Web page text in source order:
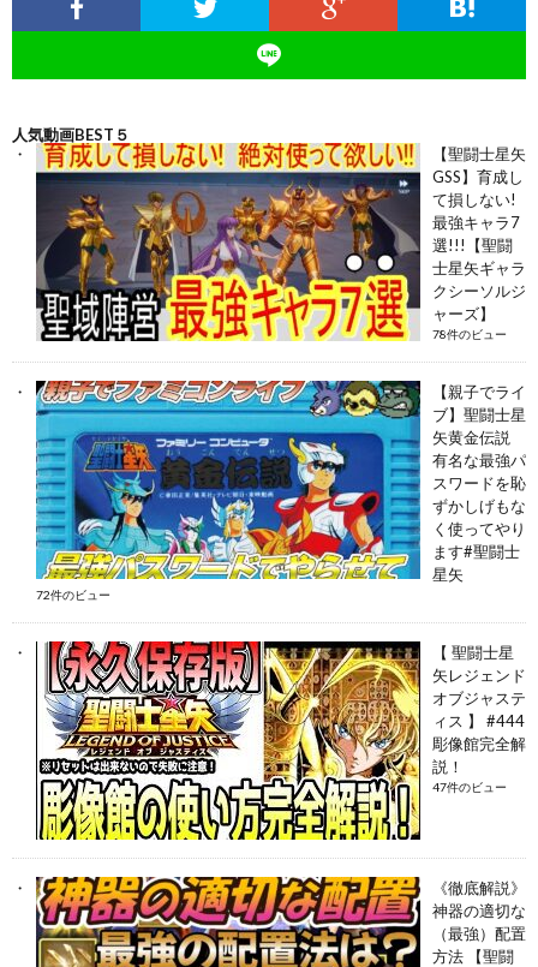
人気動画BEST５
【聖闘士星矢
GSS】育成し
て損しない!
最強キャラ7
選!!!【聖闘
士星矢ギャラ
クシーソルジ
ャーズ】
78件のビュー
【親子でライ
ブ】聖闘士星
矢黄金伝説
有名な最強パ
スワードを恥
ずかしげもな
く使ってやり
ます#聖闘士
星矢
72件のビュー
【 聖闘士星
矢レジェンド
オブジャステ
ィス 】 #444
彫像館完全解
説！
47件のビュー
《徹底解説》
神器の適切な
（最強）配置
方法 【聖闘